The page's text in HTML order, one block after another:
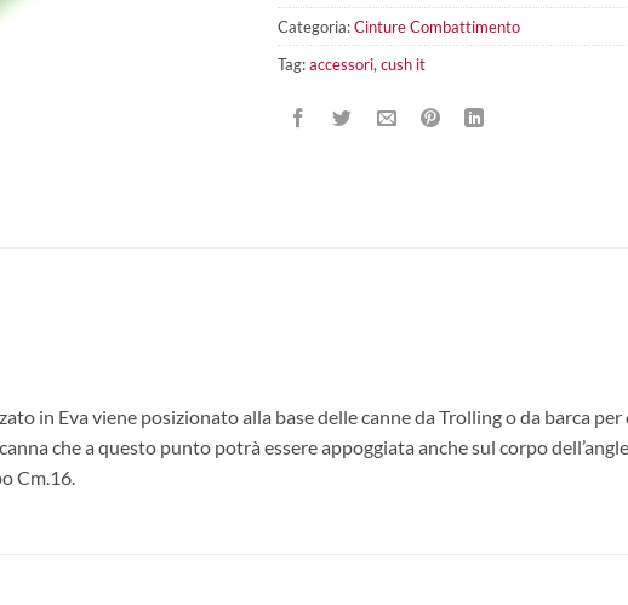
Categoria:Cinture Combattimento
Tag:accessori, cush it
in Eva viene posizionato alla base delle canne da Trolling o da barca
che a questo punto potrà essere appoggiata anche sul corpo
Cm.16.